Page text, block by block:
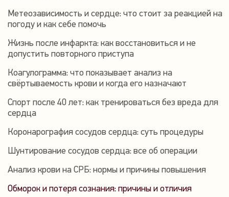
Метеозависимость и сердце: что стоит за реакцией на
погоду и как себе помочь
Жизнь после инфаркта: как восстановиться и не
допустить повторного приступа
Коагулограмма: что показывает анализ на
свёртываемость крови и когда его назначают
Спорт после 40 лет: как тренироваться без вреда для
сердца
Коронарография сосудов сердца: суть процедуры
Шунтирование сосудов сердца: все об операции
Анализ крови на СРБ: нормы и причины повышения
Обморок и потеря сознания: причины и отличия